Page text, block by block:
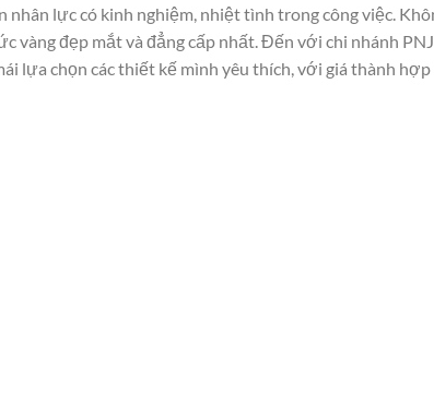
lực có kinh nghiệm, nhiệt tình trong công việc.
vàng đẹp mắt và đẳng cấp nhất. Đến với chi nhánh PNJ
lựa chọn các thiết kế mình yêu thích, với giá thành hợp